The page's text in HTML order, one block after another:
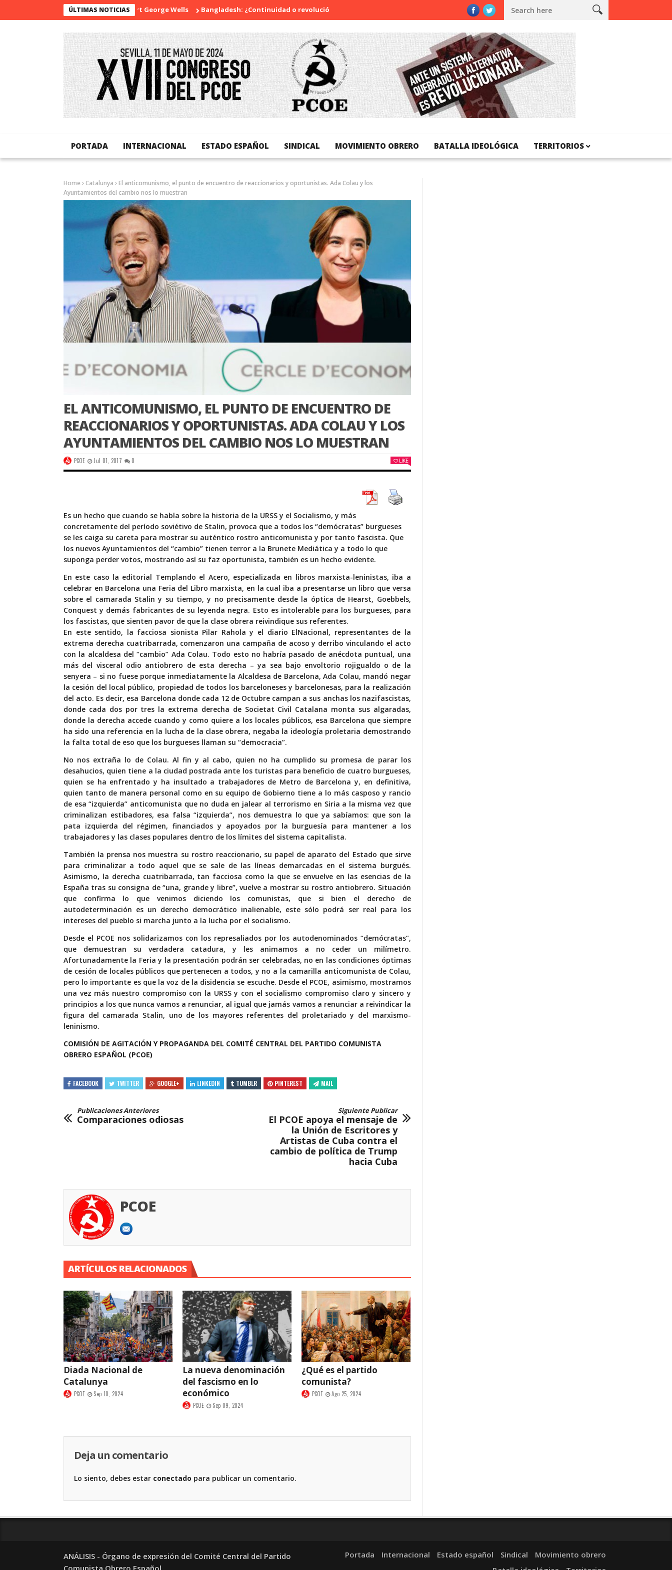
ÚLTIMAS NOTICIAS
La sorpresa de Herbert George Wells Bangladesh: ¿Continuidad o revolución? Diada Nacional de Catalunya
PORTADA INTERNACIONAL ESTADO ESPAÑOL SINDICAL MOVIMIENTO OBRERO BATALLA IDEOLÓGICA TERRITORIOS
Home Catalunya
El anticomunismo, el punto de encuentro de reaccionarios y oportunistas. Ada Colau y los
Ayuntamientos del cambio nos lo muestran
EL ANTICOMUNISMO, EL PUNTO DE ENCUENTRO DE
REACCIONARIOS Y OPORTUNISTAS. ADA COLAU Y LOS
AYUNTAMIENTOS DEL CAMBIO NOS LO MUESTRAN
PCOE Jul 01, 2017 0 LIKE
Es un hecho que cuando se habla sobre la historia de la URSS y el Socialismo, y más
concretamente del período soviétivo de Stalin, provoca que a todos los “demócratas” burgueses
se les caiga su careta para mostrar su auténtico rostro anticomunista y por tanto fascista. Que
los nuevos Ayuntamientos del “cambio” tienen terror a la Brunete Mediática y a todo lo que
suponga perder votos, mostrando así su faz oportunista, también es un hecho evidente.
En este caso la editorial Templando el Acero, especializada en libros marxista-leninistas, iba a
celebrar en Barcelona una Feria del Libro marxista, en la cual iba a presentarse un libro que versa
sobre el camarada Stalin y su tiempo, y no precisamente desde la óptica de Hearst, Goebbels,
Conquest y demás fabricantes de su leyenda negra. Esto es intolerable para los burgueses, para
los fascistas, que sienten pavor de que la clase obrera reivindique sus referentes.
En este sentido, la facciosa sionista Pilar Rahola y el diario ElNacional, representantes de la
extrema derecha cuatribarrada, comenzaron una campaña de acoso y derribo vinculando el acto
con la alcaldesa del “cambio” Ada Colau. Todo esto no habría pasado de anécdota puntual, una
más del visceral odio antiobrero de esta derecha – ya sea bajo envoltorio rojigualdo o de la
senyera – si no fuese porque inmediatamente la Alcaldesa de Barcelona, Ada Colau, mandó negar
la cesión del local público, propiedad de todos los barceloneses y barcelonesas, para la realización
del acto. Es decir, esa Barcelona donde cada 12 de Octubre campan a sus anchas los nazifascistas,
donde cada dos por tres la extrema derecha de Societat Civil Catalana monta sus algaradas,
donde la derecha accede cuando y como quiere a los locales públicos, esa Barcelona que siempre
ha sido una referencia en la lucha de la clase obrera, negaba la ideología proletaria demostrando
la falta total de eso que los burgueses llaman su “democracia”.
No nos extraña lo de Colau. Al fin y al cabo, quien no ha cumplido su promesa de parar los
desahucios, quien tiene a la ciudad postrada ante los turistas para beneficio de cuatro burgueses,
quien se ha enfrentado y ha insultado a trabajadores de Metro de Barcelona y, en definitiva,
quien tanto de manera personal como en su equipo de Gobierno tiene a lo más casposo y rancio
de esa “izquierda” anticomunista que no duda en jalear al terrorismo en Siria a la misma vez que
criminalizan estibadores, esa falsa “izquierda”, nos demuestra lo que ya sabíamos: que son la
pata izquierda del régimen, financiados y apoyados por la burguesía para mantener a los
trabajadores y las clases populares dentro de los límites del sistema capitalista.
También la prensa nos muestra su rostro reaccionario, su papel de aparato del Estado que sirve
para criminalizar a todo aquel que se sale de las líneas demarcadas en el sistema burgués.
Asimismo, la derecha cuatribarrada, tan facciosa como la que se envuelve en las esencias de la
España tras su consigna de “una, grande y libre”, vuelve a mostrar su rostro antiobrero. Situación
que confirma lo que venimos diciendo los comunistas, que si bien el derecho de
autodeterminación es un derecho democrático inalienable, este sólo podrá ser real para los
intereses del pueblo si marcha junto a la lucha por el socialismo.
Desde el PCOE nos solidarizamos con los represaliados por los autodenominados “demócratas”,
que demuestran su verdadera catadura, y les animamos a no ceder un milímetro.
Afortunadamente la Feria y la presentación podrán ser celebradas, no en las condiciones óptimas
de cesión de locales públicos que pertenecen a todos, y no a la camarilla anticomunista de Colau,
pero lo importante es que la voz de la disidencia se escuche. Desde el PCOE, asimismo, mostramos
una vez más nuestro compromiso con la URSS y con el socialismo compromiso claro y sincero y
principios a los que nunca vamos a renunciar, al igual que jamás vamos a renunciar a reivindicar la
figura del camarada Stalin, uno de los mayores referentes del proletariado y del marxismo-
leninismo.
COMISIÓN DE AGITACIÓN Y PROPAGANDA DEL COMITÉ CENTRAL DEL PARTIDO COMUNISTA
OBRERO ESPAÑOL (PCOE)
FACEBOOK TWITTER GOOGLE+ LINKEDIN TUMBLR PINTEREST MAIL
Publicaciones Anteriores
Comparaciones odiosas
Siguiente Publicar
El PCOE apoya el mensaje de
la Unión de Escritores y
Artistas de Cuba contra el
cambio de política de Trump
hacia Cuba
PCOE
ARTÍCULOS RELACIONADOS
Diada Nacional de
Catalunya
PCOE Sep 10, 2024
La nueva denominación
del fascismo en lo
económico
PCOE Sep 09, 2024
¿Qué es el partido
comunista?
PCOE Ago 25, 2024
Deja un comentario
Lo siento, debes estar conectado para publicar un comentario.
ANÁLISIS - Órgano de expresión del Comité Central del Partido
Comunista Obrero Español
Portada Internacional Estado español Sindical
Movimiento obrero